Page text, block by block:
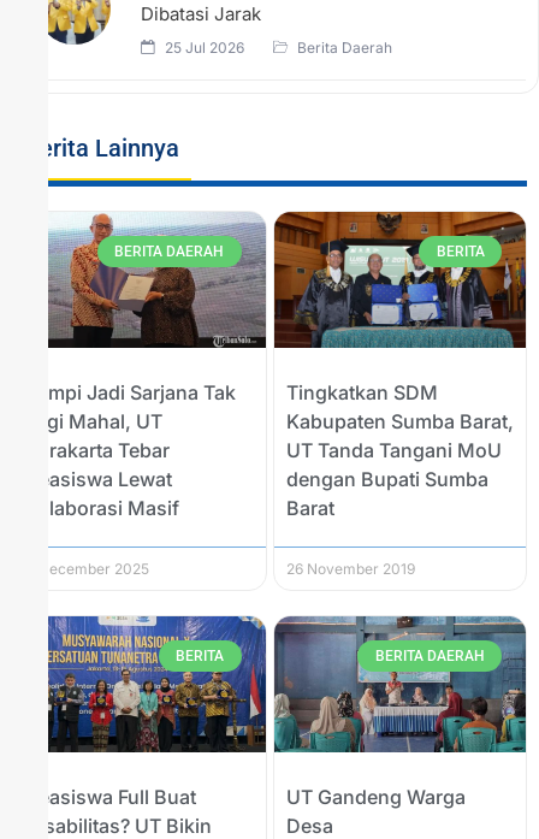
Dibatasi Jarak
25 Jul 2026 Berita Daerah
Berita Lainnya
BERITA DAERAH
Mimpi Jadi Sarjana Tak
Lagi Mahal, UT
Surakarta Tebar
Beasiswa Lewat
Kolaborasi Masif
4 December 2025
BERITA
Tingkatkan SDM
Kabupaten Sumba Barat,
UT Tanda Tangani MoU
dengan Bupati Sumba
Barat
26 November 2019
BERITA
Beasiswa Full Buat
Disabilitas? UT Bikin
BERITA DAERAH
UT Gandeng Warga
Desa